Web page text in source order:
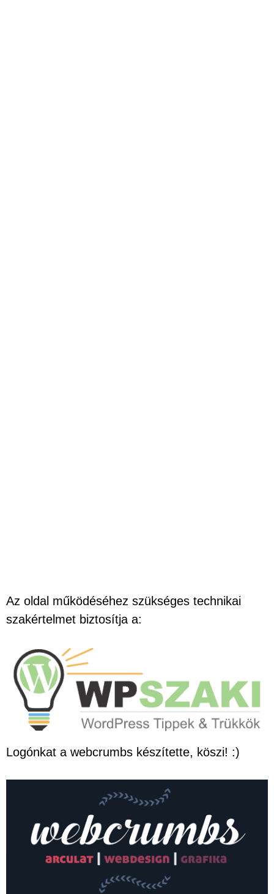
Az oldal működéséhez szükséges technikai
szakértelmet biztosítja a:
Logónkat a webcrumbs készítette, köszi! :)